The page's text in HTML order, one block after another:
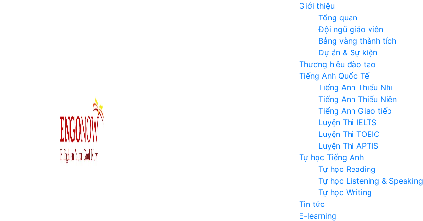
Giới thiệu
Tổng quan
Đội ngũ giáo viên
Bảng vàng thành tích
Dự án & Sự kiện
Thương hiệu đào tạo
Tiếng Anh Quốc Tế
Tiếng Anh Thiếu Nhi
Tiếng Anh Thiếu Niên
Tiếng Anh Giao tiếp
Luyện Thi IELTS
Luyện Thi TOEIC
Luyện Thi APTIS
Tự học Tiếng Anh
Tự học Reading
Tự học Listening & Speaking
Tự học Writing
Tin tức
E-learning